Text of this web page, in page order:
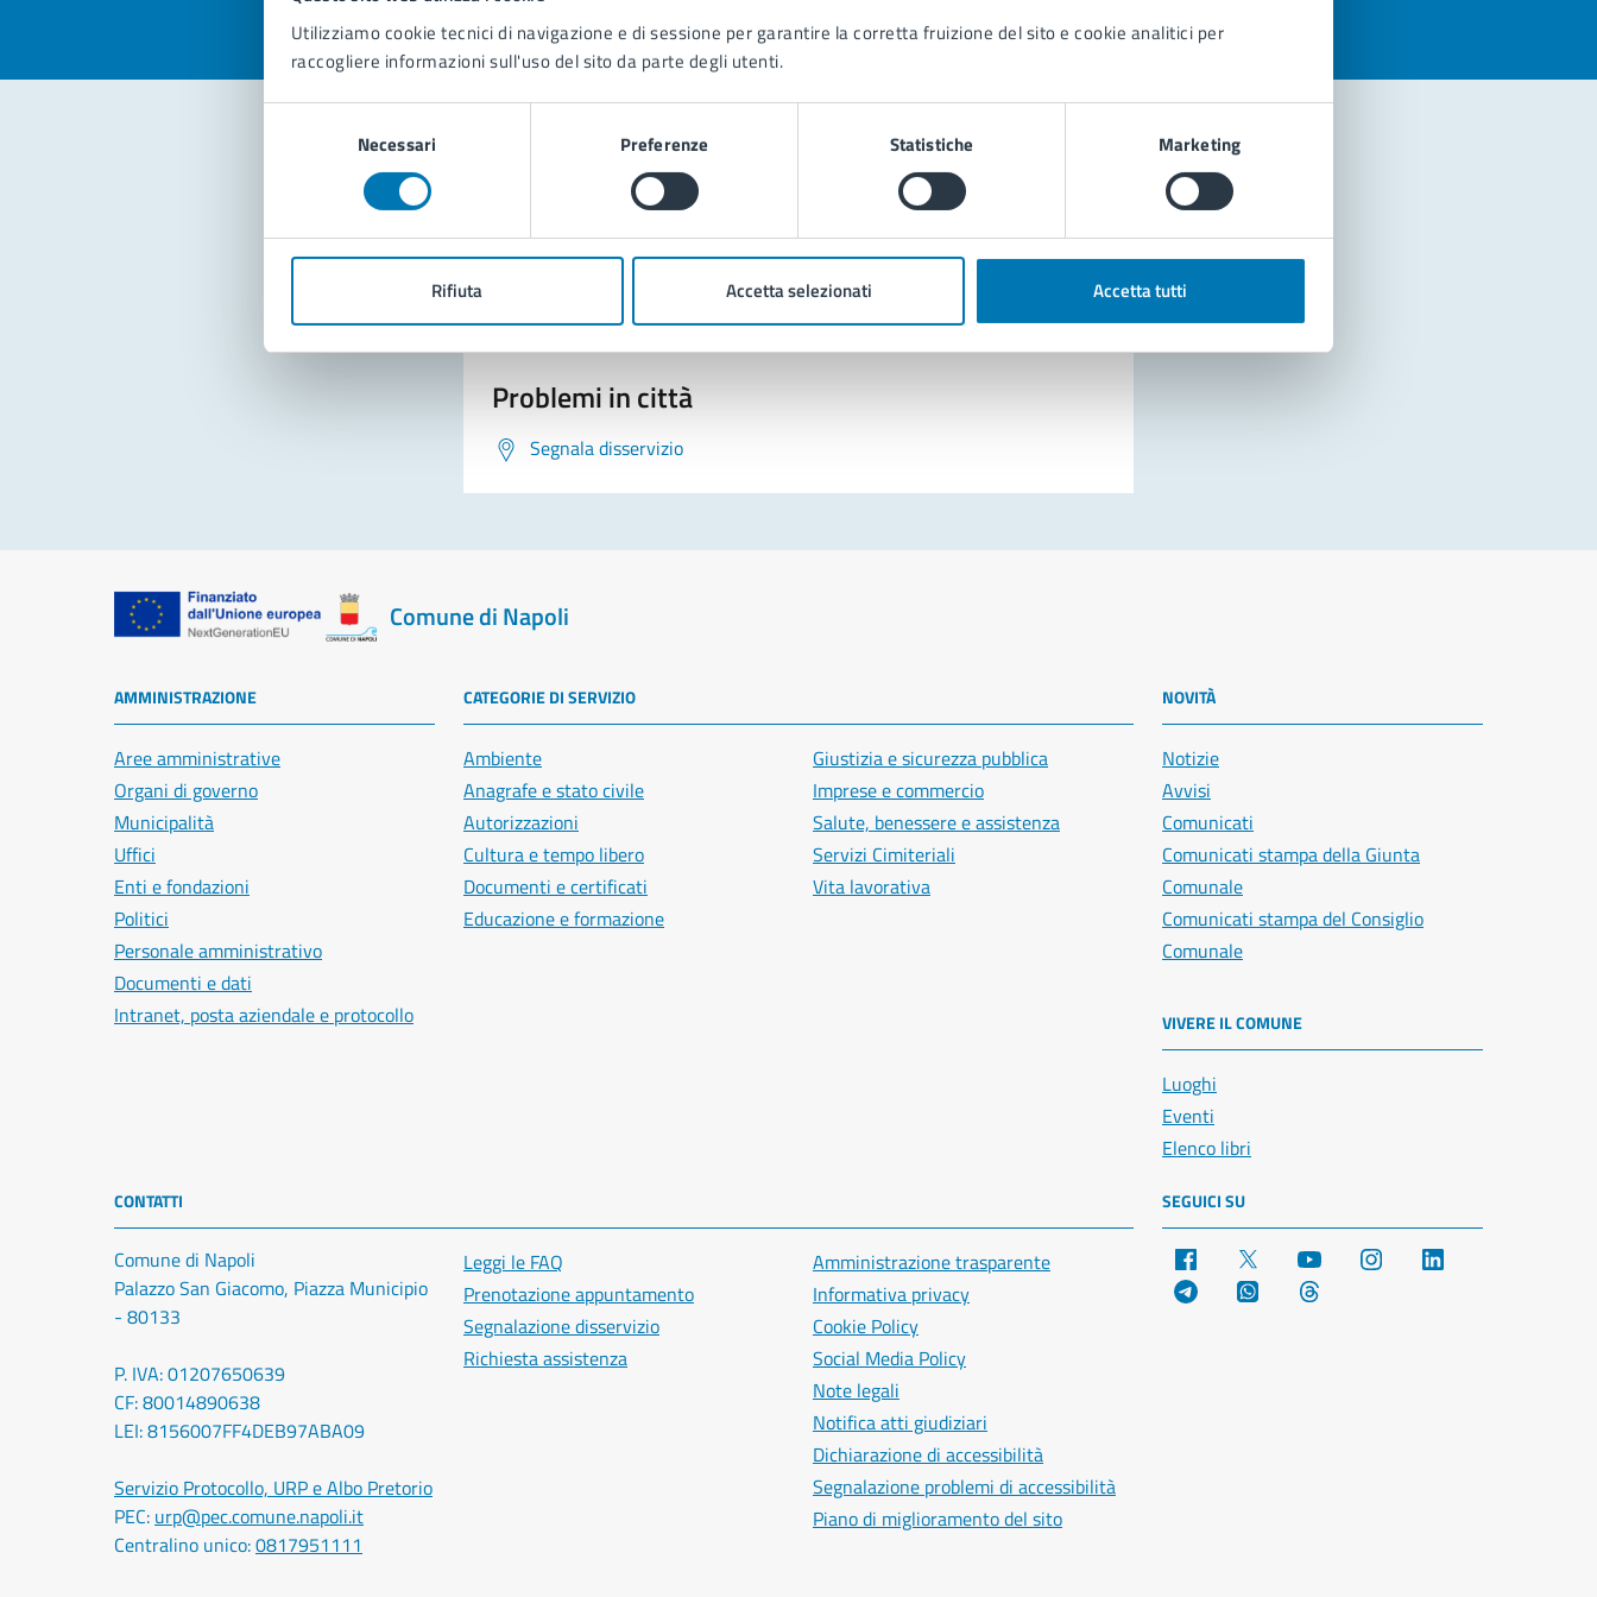
Utilizziamo cookie tecnici di navigazione e di sessione per garantire la corretta fruizione del sito e cookie analitici per
raccogliere informazioni sull'uso del sito da parte degli utenti.
Necessari Preferenze Statistiche Marketing
Rifiuta Accetta selezionati Accetta tutti
Contatta il comune
Leggi le domande frequenti
Prenota appuntamento
Problemi in città
Segnala disservizio
Comune di Napoli
AMMINISTRAZIONE
Aree amministrative
Organi di governo
Municipalità
Uffici
Enti e fondazioni
Politici
Personale amministrativo
Documenti e dati
Intranet, posta aziendale e protocollo
CATEGORIE DI SERVIZIO
Ambiente
Anagrafe e stato civile
Autorizzazioni
Cultura e tempo libero
Documenti e certificati
Educazione e formazione
Giustizia e sicurezza pubblica
Imprese e commercio
Salute, benessere e assistenza
Servizi Cimiteriali
Vita lavorativa
NOVITÀ
Notizie
Avvisi
Comunicati
Comunicati stampa della Giunta
Comunale
Comunicati stampa del Consiglio
Comunale
VIVERE IL COMUNE
Luoghi
Eventi
Elenco libri
CONTATTI
Comune di Napoli
Palazzo San Giacomo, Piazza Municipio
- 80133
P. IVA: 01207650639
CF: 80014890638
LEI: 8156007FF4DEB97ABA09
Servizio Protocollo, URP e Albo Pretorio
PEC: urp@pec.comune.napoli.it
Centralino unico:0817951111
Leggi le FAQ
Prenotazione appuntamento
Segnalazione disservizio
Richiesta assistenza
Amministrazione trasparente
Informativa privacy
Cookie Policy
Social Media Policy
Note legali
Notifica atti giudiziari
Dichiarazione di accessibilità
Segnalazione problemi di accessibilità
Piano di miglioramento del sito
SEGUICI SU
Facebook YouTube Instagram
Telegram WhatsApp